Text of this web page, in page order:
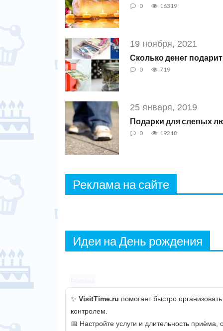
0 16319
19 ноября, 2021
Сколько денег
0 719
25 января, 2019
Подарки для слепых
0 19218
Реклама на сайте
Идеи на День рождения
✨ VisitTime.ru помогает быстро
контролем.
📅 Настройте услуги и длительность